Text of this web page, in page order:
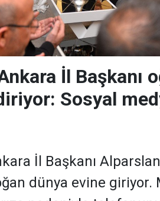
İl Başkanı
Sosyal
İl Başkanı Alparslan
dünya evine giriyor.